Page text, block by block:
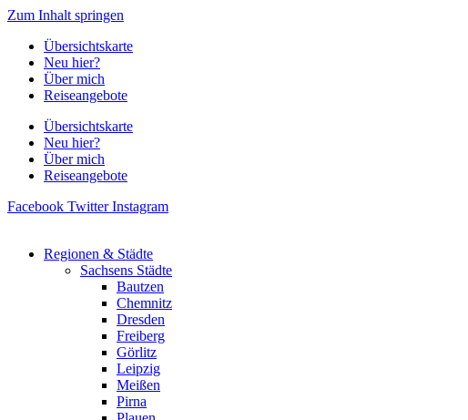
Zum Inhalt springen
Übersichtskarte
Neu hier?
Über mich
Reiseangebote
Übersichtskarte
Neu hier?
Über mich
Reiseangebote
Facebook Twitter Instagram
Regionen & Städte
Sachsens Städte
Bautzen
Chemnitz
Dresden
Freiberg
Görlitz
Leipzig
Meißen
Pirna